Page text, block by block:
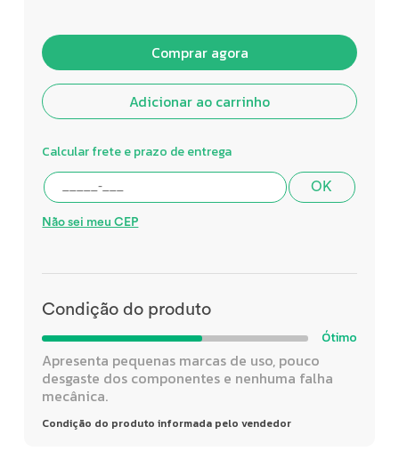
Comprar agora
Adicionar ao carrinho
Calcular frete e prazo de entrega
OK
Não sei meu CEP
Condição do produto
Ótimo
Apresenta pequenas marcas de uso, pouco
desgaste dos componentes e nenhuma falha
mecânica.
Condição do produto informada pelo vendedor